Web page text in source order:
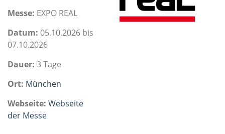
Messe: EXPO REAL
Datum: 05.10.2026 bis
07.10.2026
Dauer: 3 Tage
Ort: München
Webseite: Webseite
der Messe